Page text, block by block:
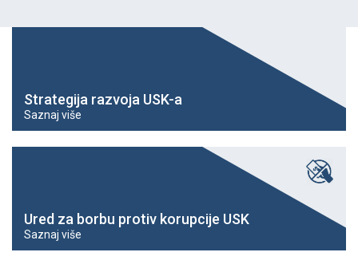
Strategija razvoja USK-a
Saznaj više
Ured za borbu protiv korupcije USK
Saznaj više